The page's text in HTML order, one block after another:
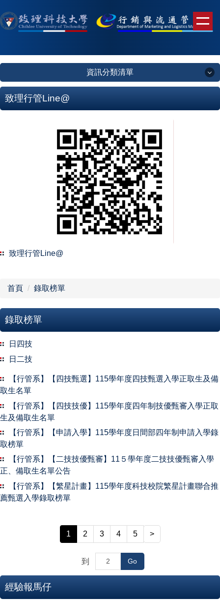
到
主
內
資訊分類清單
資訊分類清單
榮譽榜
法規辦法
系友會
國際交流
Q&A
專業教室借用
致理行管Line@
致理行管Line@
首頁 錄取榜單
錄取榜單
日四技
日二技
【行管系】【四技甄選】115學年度四技甄選入學正取生及備
取生名單
【行管系】【四技技優】115學年度四年制技優甄審入學正取
生及備取生名單
【行管系】【申請入學】115學年度日間部四年制申請入學錄
取榜單
【行管系】【二技技優甄審】11５學年度二技技優甄審入學
正、備取生名單公告
【行管系】【繁星計畫】115學年度科技校院繁星計畫聯合推
薦甄選入學錄取榜單
1 2 3 4 5 >
到 Go
經驗報馬仔